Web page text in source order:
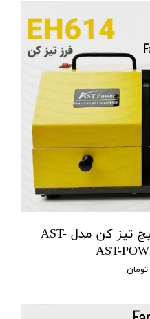
دستگاه فرز انگشتی مارپیچ تیز کن مدل AST-